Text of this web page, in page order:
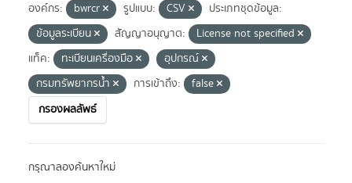
องค์กร: bwrcr รูปแบบ: CSV
ประเภทชุดข้อมูล:
ข้อมูลระเบียน
สัญญาอนุญาต:
License not specified
แท็ค:
ทะเบียนเครื่องมือ
อุปกรณ์
กรมทรัพยากรน้ำ
การเข้าถึง:
false
กรองผลลัพธ์
กรุณาลองค้นหาใหม่